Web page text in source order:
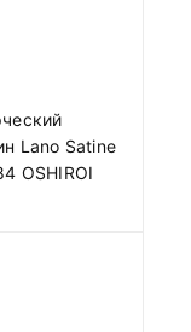
Lano Satine
OSHIROI